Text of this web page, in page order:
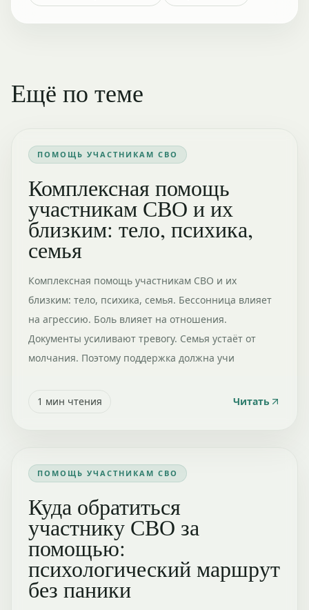
Ещё по теме
ПОМОЩЬ УЧАСТНИКАМ СВО
Комплексная помощь
участникам СВО и их
близким: тело, психика,
семья
Комплексная помощь участникам СВО и их
близким: тело, психика, семья. Бессонница влияет
на агрессию. Боль влияет на отношения.
Документы усиливают тревогу. Семья устаёт от
молчания. Поэтому поддержка должна учи
1 мин чтения Читать
ПОМОЩЬ УЧАСТНИКАМ СВО
Куда обратиться
участнику СВО за
помощью:
психологический маршрут
без паники